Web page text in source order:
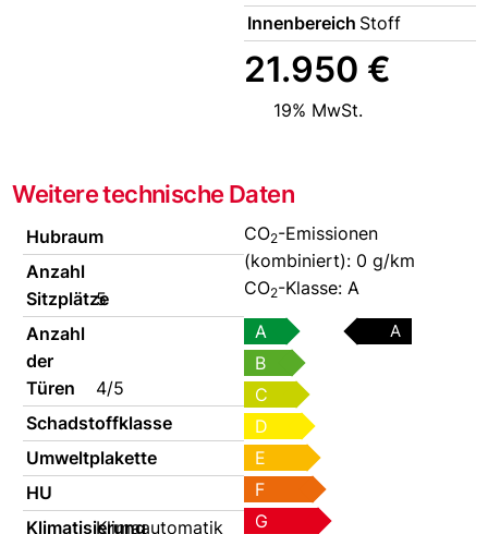
Innenbereich Stoff
21.950 €
19% MwSt.
Weitere technische Daten
Hubraum
Anzahl
Sitzplätze
5
Anzahl
der
Türen
4/5
Schadstoffklasse
Umweltplakette
HU
KlimatisierungKlimaautomatik
CO2-Emissionen
(kombiniert): 0 g/km
CO2-Klasse: A
A
A
B
C
D
E
F
G